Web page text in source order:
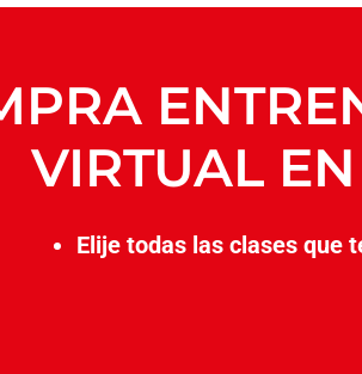
VIRTUAL
Elije todas las clases que